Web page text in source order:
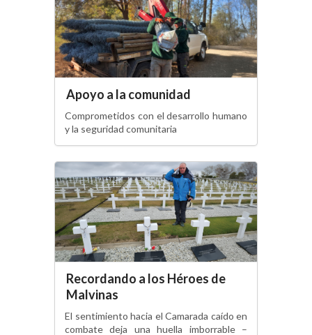
Apoyo a la comunidad
Comprometidos con el desarrollo humano
y la seguridad comunitaria
Recordando a los Héroes de
Malvinas
El sentimiento hacia el Camarada caído en
combate deja una huella imborrable –